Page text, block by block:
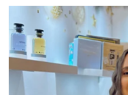
Notas Olfativas: Aromaticas,
Presentación:200 ML
Notas de Salida:Menta,